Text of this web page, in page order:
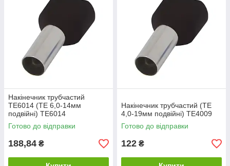
Накінечник трубчастий
TE6014 (TЕ 6,0-14мм
подвійні) TE6014
Готово до відправки
188,84 ₴
Накінечник трубчастий (TЕ
4,0-19мм подвійні) TE4009
Готово до відправки
122 ₴